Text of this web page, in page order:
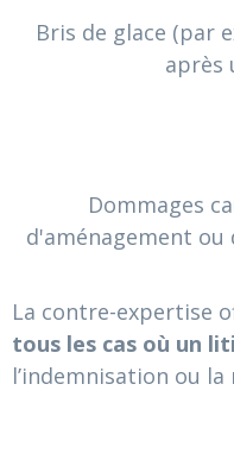
Bris de glace (par
après
Dommages
d'aménagement ou
La contre-expertise
tous les cas où un
l’indemnisation ou